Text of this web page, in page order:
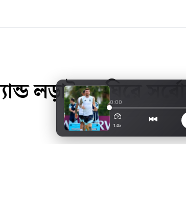
লড়াইকে ঘিরে সর্বোচ্চ
0:00
1.0x